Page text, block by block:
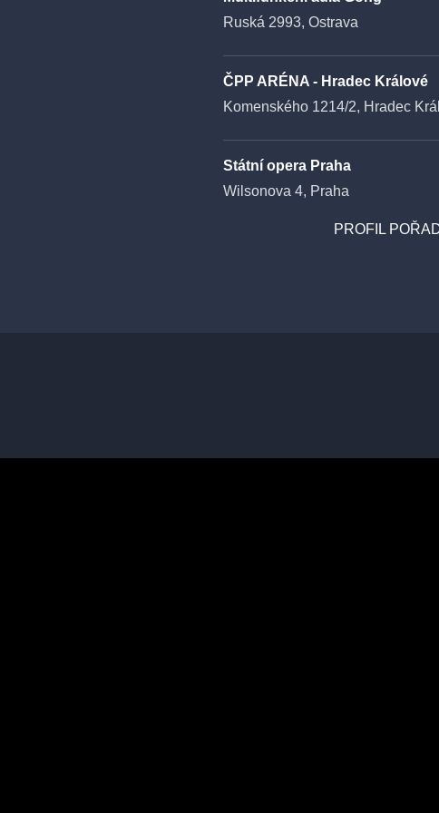
Ruská 2993, Ostrava
ČPP ARÉNA - Hradec Králové
Komenského 1214/2, Hradec
Státní opera Praha
Wilsonova 4, Praha
PROFIL